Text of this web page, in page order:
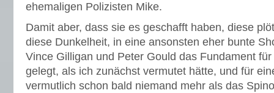
ehemaligen Polizisten Mike.
Damit aber, dass sie es geschafft haben, diese
diese Dunkelheit, in eine ansonsten eher bunte
Vince Gilligan und Peter Gould das Fundament
gelegt, als ich zunächst vermutet hätte, und für
vermutlich schon bald niemand mehr als das